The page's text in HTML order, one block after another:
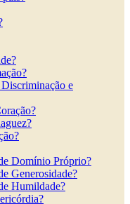
e
Domínio Próprio?
Generosidade?
Humildade?